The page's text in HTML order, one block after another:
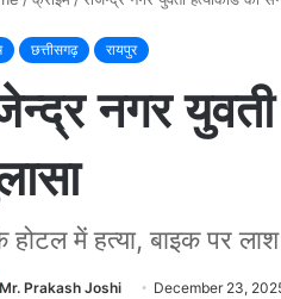
छत्तीसगढ़ रायपुर
नगर
होटल में हत्या, बाइक पर
Mr. Prakash Joshi December 23,